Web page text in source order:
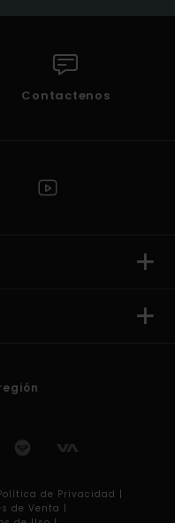
Contactenos
de Privacidad |
de Venta |